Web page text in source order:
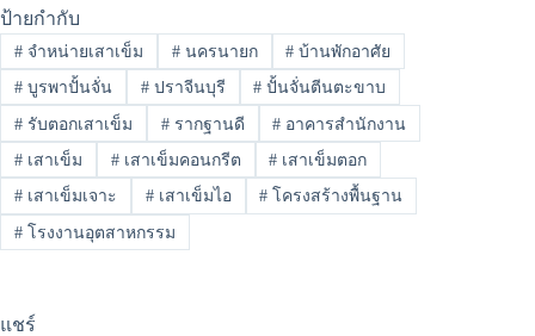
ป้ายกำกับ
#จำหน่ายเสาเข็ม #นครนายก # บ้านพักอาศัย
#บูรพาปั้นจั่น #ปราจีนบุรี # ปั้นจั่นตีนตะขาบ
#รับตอกเสาเข็ม #รากฐานดี # อาคารสำนักงาน
#เสาเข็ม #เสาเข็มคอนกรีต # เสาเข็มตอก
#เสาเข็มเจาะ #เสาเข็มไอ # โครงสร้างพื้นฐาน
#โรงงานอุตสาหกรรม
แชร์